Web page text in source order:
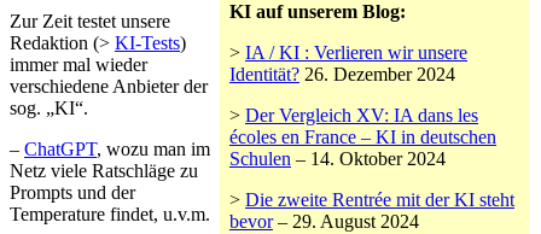
KI auf unserem Blog:
> IA / KI : Verlieren wir unsere
Identität? 26. Dezember 2024
> Der Vergleich XV: IA dans les
écoles en France – KI in deutschen
Schulen – 14. Oktober 2024
> Die zweite Rentrée mit der KI steht
bevor– 29. August 2024
Zur Zeit testet unsere
Redaktion (> KI-Tests)
immer mal wieder
verschiedene Anbieter der
sog. „KI“.
– ChatGPT, wozu man im
Netz viele Ratschläge zu
Prompts und der
Temperature findet, u.v.m.